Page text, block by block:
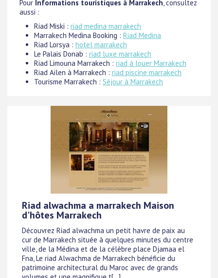
Pour Informations touristiques à Marrakech , consultez
aussi :
Riad Miski : riad medina marrakech
Marrakech Medina Booking : Riad Medina
Riad Lorsya : hotel marrakech
Le Palais Donab : riad luxe marrakech
Riad Limouna Marrakech : riad à louer Marrakech
Riad Ailen à Marrakech : riad piscine marrakech
Tourisme Marrakech : Séjour à Marrakech
Riad alwachma a marrakech Maison
d'hôtes Marrakech
Découvrez Riad alwachma un petit havre de paix au
cur de Marrakech située à quelques minutes du centre
ville, de la Médina et de la célèbre place Djamaa el
Fna, Le riad Alwachma de Marrakech bénéficie du
patrimoine architectural du Maroc avec de grands